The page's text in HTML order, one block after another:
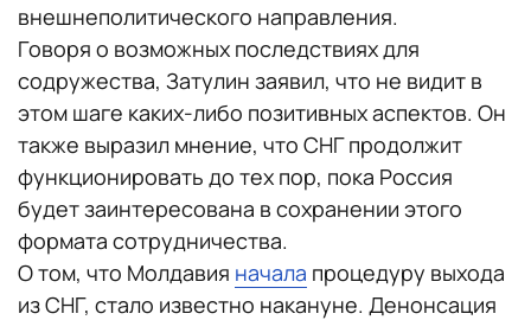
внешнеполитического направления.
Говоря о возможных последствиях для
содружества, Затулин заявил, что не видит в
этом шаге каких-либо позитивных аспектов. Он
также выразил мнение, что СНГ продолжит
функционировать до тех пор, пока Россия
будет заинтересована в сохранении этого
формата сотрудничества.
О том, что Молдавия начала процедуру выхода
из СНГ, стало известно накануне. Денонсация